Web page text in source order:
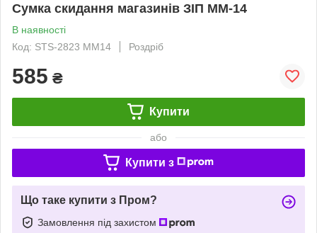
Сумка скидання магазинів ЗІП ММ-14
В наявності
Код: STS-2823 MM14
Роздріб
585 ₴
Купити
або
Купити з
Що таке купити з Пром?
Замовлення під захистом